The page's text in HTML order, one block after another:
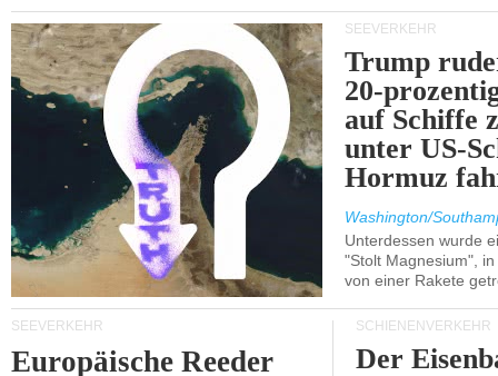
SEEVERKEHR
Trump
20-
auf Schiffe
unter US-
Hormuz
Washington/
Unterdessen wurde
"Stolt Magnesium",
von einer Rakete
SEEVERKEHR
Europäische Reeder
SCHIENENVERKEHR
Der